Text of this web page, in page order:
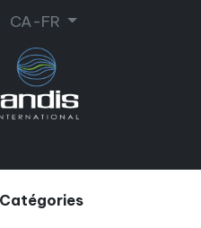
CA-FR
Catégories